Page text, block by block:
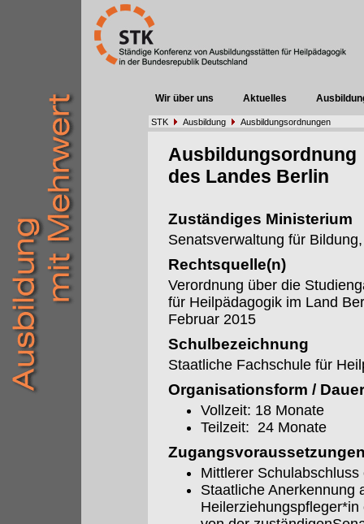
Wir über uns Aktuelles
STK Ausbildung Ausbildungsordnungen
Ausbildungsordnung
des Landes Berlin
Zuständiges Ministerium
Senatsverwaltung für
Rechtsquelle(n)
Verordnung über die
für Heilpädagogik im Land
Februar 2015
Schulbezeichnung
Staatliche Fachschule für
Organisationsform / Dauer
Vollzeit: 18 Monate
Teilzeit: 24 Monate
Mittlerer
Staatliche Anerkennung